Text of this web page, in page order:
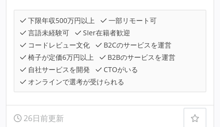
下限年収500万円以上
一部リモート可
言語未経験可
SIer在籍者歓迎
コードレビュー文化
B2Cのサービスを運営
椅子が定価6万円以上
B2Bのサービスを運営
自社サービスを開発
CTOがいる
オンラインで選考が受けられる
26日前更新